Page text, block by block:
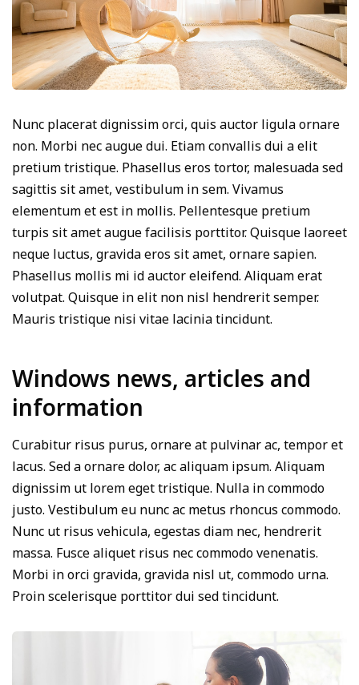
Nunc placerat dignissim orci, quis auctor ligula ornare
non. Morbi nec augue dui. Etiam convallis dui a elit
pretium tristique. Phasellus eros tortor, malesuada sed
sagittis sit amet, vestibulum in sem. Vivamus
elementum et est in mollis. Pellentesque pretium
turpis sit amet augue facilisis porttitor. Quisque laoreet
neque luctus, gravida eros sit amet, ornare sapien.
Phasellus mollis mi id auctor eleifend. Aliquam erat
volutpat. Quisque in elit non nisl hendrerit semper.
Mauris tristique nisi vitae lacinia tincidunt.
Windows news, articles and
information
Curabitur risus purus, ornare at pulvinar ac, tempor et
lacus. Sed a ornare dolor, ac aliquam ipsum. Aliquam
dignissim ut lorem eget tristique. Nulla in commodo
justo. Vestibulum eu nunc ac metus rhoncus commodo.
Nunc ut risus vehicula, egestas diam nec, hendrerit
massa. Fusce aliquet risus nec commodo venenatis.
Morbi in orci gravida, gravida nisl ut, commodo urna.
Proin scelerisque porttitor dui sed tincidunt.